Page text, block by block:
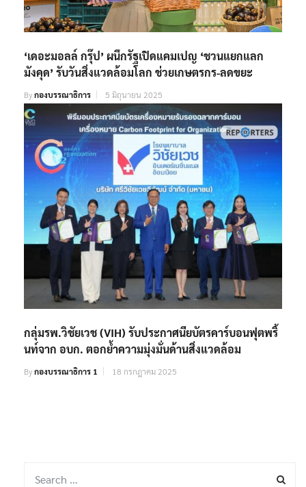
‘เดอะมอลล์ กรุ๊ป’ ผนึกรัฐเปิดแคมเปญ ‘ชวนแยกแลก
มังคุด’ รับวันสิ่งแวดล้อมโลก ช่วยเกษตรกร-ลดขยะ
Byกองบรรณาธิการ 5 มิถุนายน 2025
กลุ่มรพ.วิชัยเวช (VIH) รับประกาศนียบัตรคาร์บอนฟุตพริ้
นท์จาก อบก. ตอกย้ำความมุ่งมั่นด้านสิ่งแวดล้อม
Byกองบรรณาธิการ 1 18 กรกฎาคม 2025